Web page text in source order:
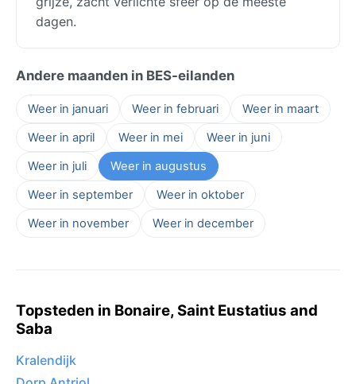
dagen.
Andere maanden in BES-eilanden
Weer in januari Weer in februari
Weer in maart
Weer in april
Weer in mei
Weer in juni
Weer in juli
Weer in augustus
Weer in september
Weer in oktober
Weer in november
Weer in december
Topsteden in Bonaire, Saint Eustatius and
Saba
Kralendijk